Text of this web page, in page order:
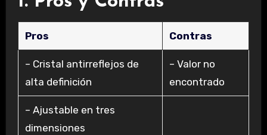
Pros Contras
– Cristal antirreflejos de
alta definición
– Valor no
encontrado
– Ajustable en tres
dimensiones